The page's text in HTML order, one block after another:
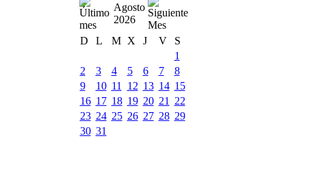
Agosto
2026
D
L M X J V
S
1
2
3 4 5 6 7
8
9
10 11 12 13 14 15
16 17 18 19 20 21
22
23 24 25 26 27 28 29
30 31